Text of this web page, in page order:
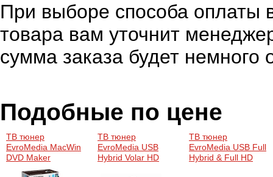
При выборе способа оплаты
товара вам уточнит
сумма заказа будет немного
Подобные по цене
ТВ тюнер
EvroMedia MacWin
DVD Maker
ТВ тюнер
EvroMedia USB
Hybrid Volar HD
ТВ тюнер
EvroMedia USB Full
Hybrid & Full HD